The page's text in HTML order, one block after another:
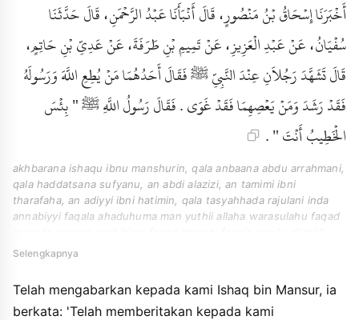
أَخْبَرَنَا إِسْحَاقُ بْنُ مَنْصُورٍ، قَالَ أَنْبَأَنَا عَبْدُ الرَّحْمَنِ، قَالَ حَدَّثَنَا
سُفْيَانُ، عَنْ عَبْدِ الْعَزِيزِ، عَنْ تَمِيمِ بْنِ طَرَفَةَ، عَنْ عَدِيِّ بْنِ حَاتِمٍ،
قَالَ تَشَهَّدَ رَجُلاَنِ عِنْدَ النَّبِيِّ ﷺ فَقَالَ أَحَدُهُمَا مَنْ يُطِعِ اللَّهَ وَرَسُولَهُ
فَقَدْ رَشَدَ وَمَنْ يَعْصِهِمَا فَقَدْ غَوَى . فَقَالَ رَسُولُ اللَّهِ ﷺ " بِئْسَ
الْخَطِيبُ أَنْتَ " .
akhbarana ishaqu ibnu manshurin, qala anbaana abdu arrahmani,
qala haddatsana sufyanu, an abdi alazizi, an tamimi ibni
tharafaha, an adiyyi ibni hatimin, qala tasyahhada rajulani inda
annabiyyi faqala ahaduhuma man yuthii allaha warasulahu faqad
bisa alkhathibu anta ".
Selengkapnya
Telah mengabarkan kepada kami Ishaq bin Mansur, ia
berkata: 'Telah memberitakan kepada kami